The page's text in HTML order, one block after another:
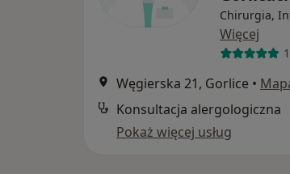
Chirurgia,
Więcej
Węgierska 21, Gorlice •
Konsultacja alergologiczna
Pokaż więcej usług